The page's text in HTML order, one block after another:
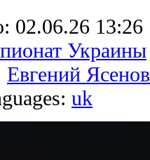
02.06.26 13:26
Украины
Евгений Ясенов
uk